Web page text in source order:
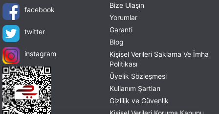
facebook
twitter
instagram
Bize Ulaşın
Yorumlar
Garanti
Blog
Kişisel Verileri Saklama Ve İmha
Politikası
Üyelik Sözleşmesi
Kullanım Şartları
Gizlilik ve Güvenlik